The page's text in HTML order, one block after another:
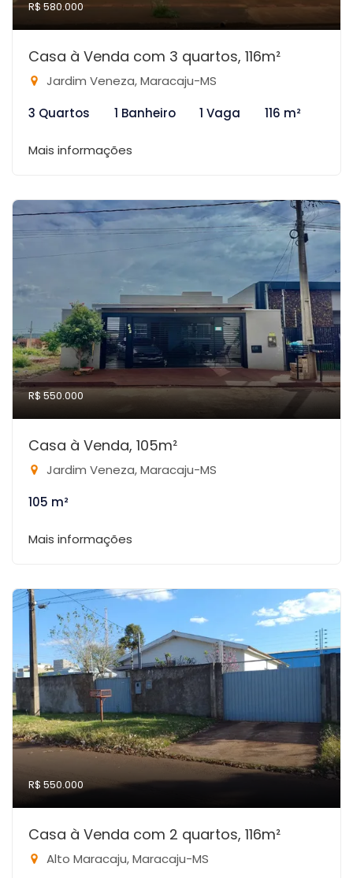
R$ 580.000
Casa à Venda com 3 quartos, 116m²
Jardim Veneza, Maracaju-MS
3 Quartos
1 Banheiro 1 Vaga 116 m²
Mais informações
R$ 550.000
Casa à Venda, 105m²
Jardim Veneza, Maracaju-MS
105 m²
Mais informações
R$ 550.000
Casa à Venda com 2 quartos, 116m²
Alto Maracaju, Maracaju-MS